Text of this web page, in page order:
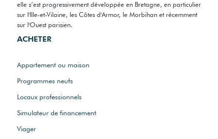
elle s’est progressivement développée en Bretagne, en particulier
sur l'Ille-et-Vilaine, les Côtes d'Armor, le Morbihan et récemment
sur l'Ouest parisien.
ACHETER
Appartement ou maison
Programmes neufs
Locaux professionnels
Simulateur de financement
Viager